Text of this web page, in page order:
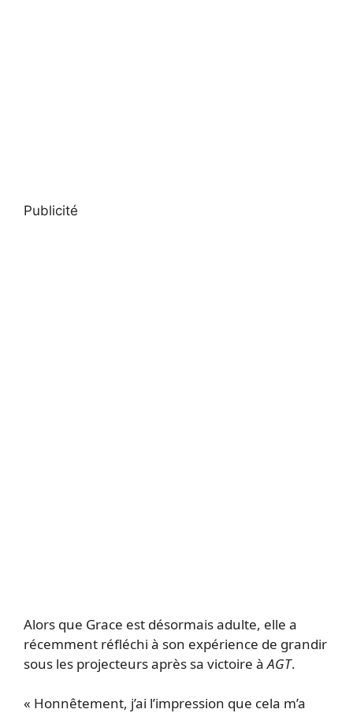
Publicité
Alors que Grace est désormais adulte, elle a
récemment réfléchi à son expérience de grandir
sous les projecteurs après sa victoire àAGT.
« Honnêtement, j’ai l’impression que cela m’a